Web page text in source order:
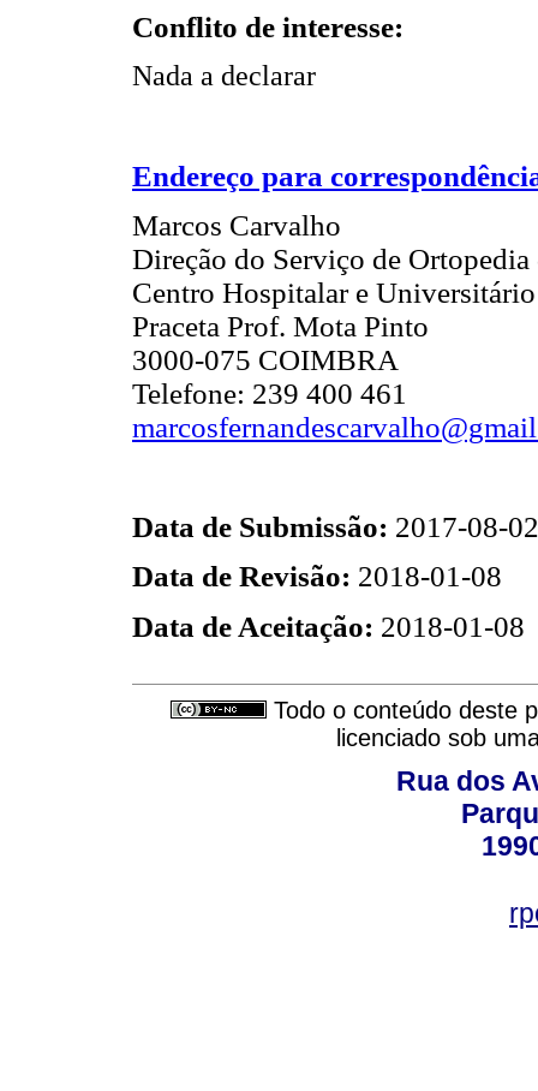
Conflito de interesse:
Nada a declarar
Endereço para
Marcos Carvalho
Direção do Serviço de Ortopedia
Centro Hospitalar e
Praceta Prof. Mota Pinto
3000-075 COIMBRA
Telefone: 239 400 461
Data de Submissão: 2017-08-02
Data de Revisão: 2018-01-08
Data de Aceitação: 2018-01-08
Todo o conteúdo deste
licenciado sob
Rua dos